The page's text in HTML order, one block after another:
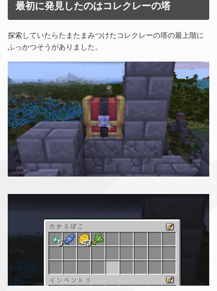
最初に発見したのはコレクレーの塔
探索していたらたまたまみつけたコレクレーの塔の最上階に
ふっかつそうがありました。